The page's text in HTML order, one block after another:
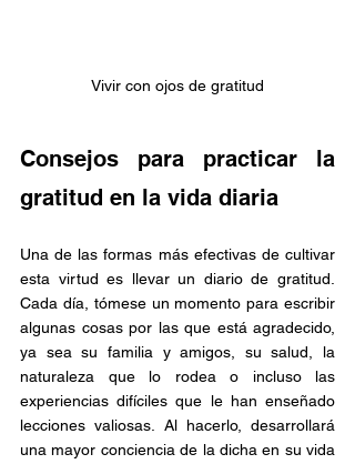
Vivir con ojos de gratitud
Consejos para practicar la
gratitud en la vida diaria
Una de las formas más efectivas de cultivar
esta virtud es llevar un diario de gratitud.
Cada día, tómese un momento para escribir
algunas cosas por las que está agradecido,
ya sea su familia y amigos, su salud, la
naturaleza que lo rodea o incluso las
experiencias difíciles que le han enseñado
lecciones valiosas. Al hacerlo, desarrollará
una mayor conciencia de la dicha en su vida